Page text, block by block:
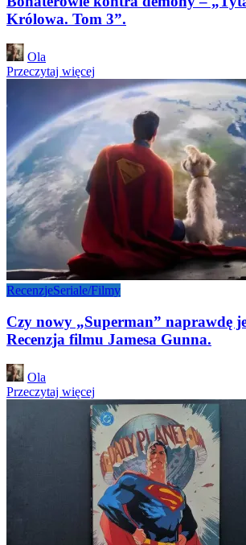
Królowa. Tom 3”.
Posted
by
Ola
Przeczytaj więcej
RecenzjeSeriale/Filmy
Czy nowy „Superman” naprawdę
Recenzja filmu Jamesa Gunna.
Posted
by
Ola
Przeczytaj więcej